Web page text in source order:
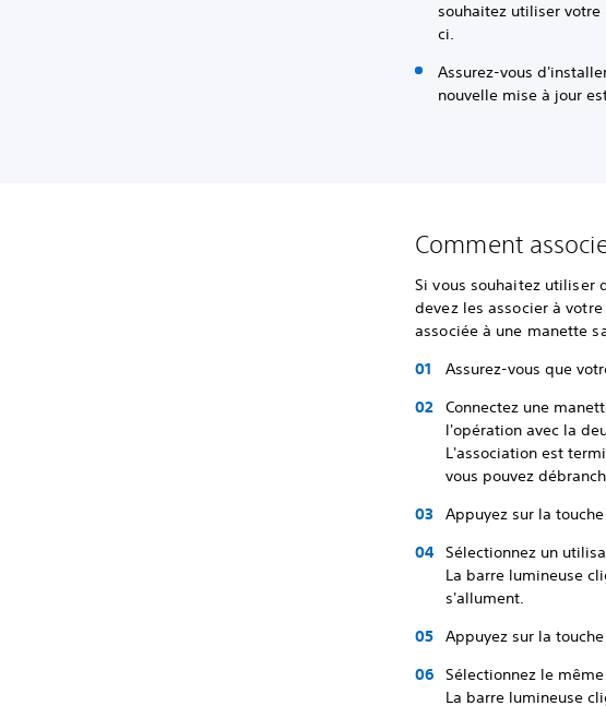
souhaitez utiliser votre
ci.
Assurez-vous
nouvelle mise à jour
Comment
Si vous souhaitez utiliser
devez les associer à
associée à une manette
Assurez-vous que
Connectez une
l'opération avec la
L'association est
vous pouvez
Appuyez sur la
Sélectionnez un
La barre lumineuse
s'allument.
Appuyez sur la
Sélectionnez le
La barre lumineuse